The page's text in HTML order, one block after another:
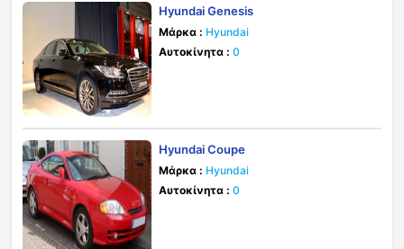
Hyundai Genesis
Μάρκα : Hyundai
Αυτοκίνητα : 0
Hyundai Coupe
Μάρκα : Hyundai
Αυτοκίνητα : 0